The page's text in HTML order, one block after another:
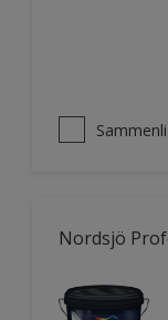
Nordsjö